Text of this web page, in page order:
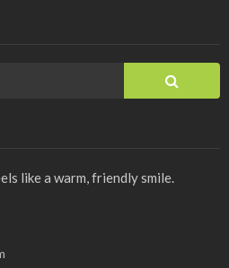
like a warm, friendly smile.